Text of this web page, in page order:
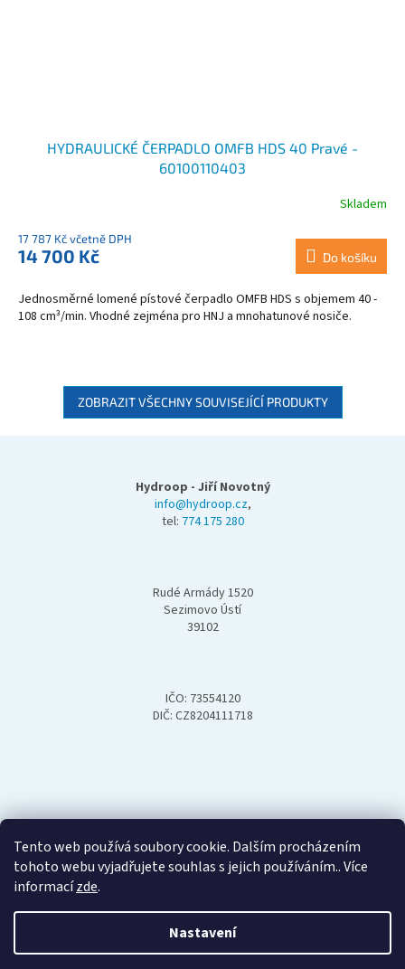
Tento web používá soubory cookie. Dalším procházením
tohoto webu vyjadřujete souhlas s jejich používáním.. Více
informacízde.
Nastavení
HYDRAULICKÉ ČERPADLO OMFB HDS 40 Pravé -
60100110403
Skladem
17 787 Kč včetně DPH
14 700 Kč Do košíku
Jednosměrné lomené pístové čerpadlo OMFB HDS s objemem 40 -
108 cm³/min. Vhodné zejména pro HNJ a mnohatunové nosiče.
ZOBRAZIT VŠECHNY SOUVISEJÍCÍ PRODUKTY
Hydroop - Jiří Novotný
info@hydroop.cz,
tel: 774 175 280
Rudé Armády 1520
Sezimovo Ústí
39102
IČO: 73554120
DIČ: CZ8204111718
Vytvořil Shoptet